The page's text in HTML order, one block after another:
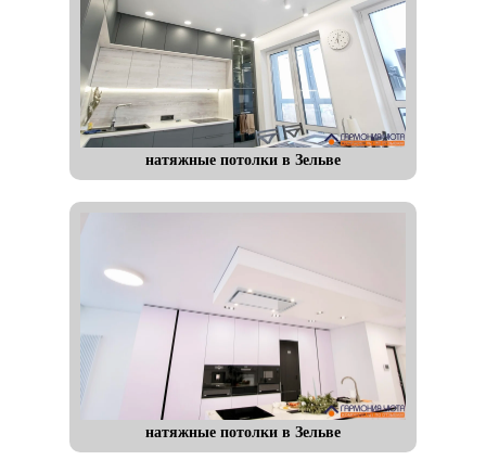
натяжные потолки в Зельве
натяжные потолки в Зельве